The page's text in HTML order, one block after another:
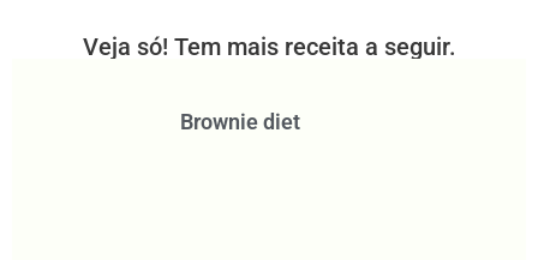
Veja só! Tem mais receita a seguir.
Brownie diet